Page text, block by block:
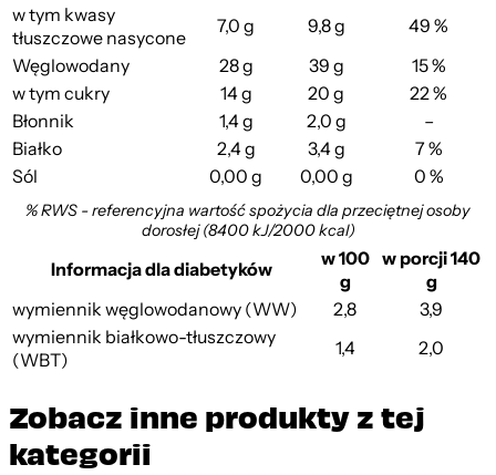
w tym kwasy
tłuszczowe nasycone
7,0 g 9,8 g
49 %
Węglowodany
28 g 39 g
15 %
w tym cukry
14 g 20 g
22 %
Błonnik
1,4 g 2,0 g
–
Białko
2,4 g 3,4 g
7 %
Sól
0,00 g 0,00 g 0 %
% RWS - referencyjna wartość spożycia dla przeciętnej osoby
dorosłej (8400 kJ/2000 kcal)
Informacja dla diabetyków
w 100
g
w porcji 140
g
wymiennik węglowodanowy (WW)
2,8
3,9
wymiennik białkowo-tłuszczowy
(WBT)
1,4 2,0
Zobacz inne produkty z tej
kategorii